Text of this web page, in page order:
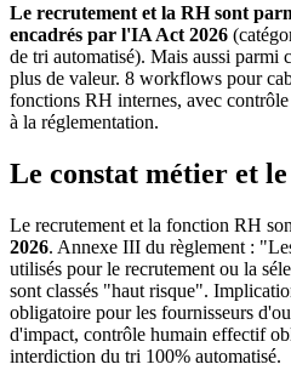
Le recrutement et la RH sont
encadrés par l'IA Act 2026
de tri automatisé). Mais aussi parmi
plus de valeur. 8 workflows pour
fonctions RH internes, avec
à la réglementation.
Le constat métier et
Le recrutement et la fonction RH
2026. Annexe III du règlement :
utilisés pour le recrutement ou la
sont classés "haut risque".
obligatoire pour les fournisseurs
d'impact, contrôle humain effectif
interdiction du tri 100% automatisé.